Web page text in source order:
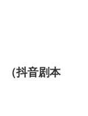
（抖音剧本